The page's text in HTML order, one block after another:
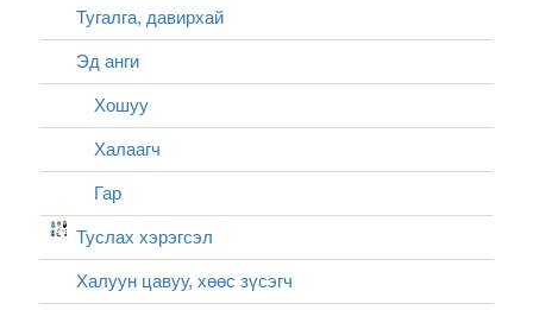
Тугалга, давирхай
Эд анги
Хошуу
Халаагч
Гар
Туслах хэрэгсэл
Халуун цавуу, хөөс зүсэгч